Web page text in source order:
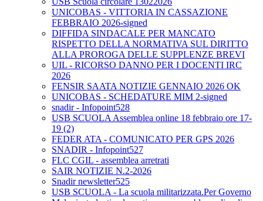
UNICOBAS - VITTORIA IN CASSAZIONE
FEBBRAIO 2026-signed
DIFFIDA SINDACALE PER MANCATO
RISPETTO DELLA NORMATIVA SUL DIRITTO
ALLA PROROGA DELLE SUPPLENZE BREVI
UIL - RICORSO DANNO PER I DOCENTI IRC
2026
FENSIR SAATA NOTIZIE GENNAIO 2026 OK
UNICOBAS - SCHEDATURE MIM 2-signed
snadir - Infopoint528
USB SCUOLA Assemblea online 18 febbraio ore 17-
19 (2)
FEDER ATA - COMUNICATO PER GPS 2026
SNADIR - Infopoint527
FLC CGIL - assemblea arretrati
SAIR NOTIZIE N.2-2026
Snadir newsletter525
USB SCUOLA - La scuola militarizzata.Per Governo